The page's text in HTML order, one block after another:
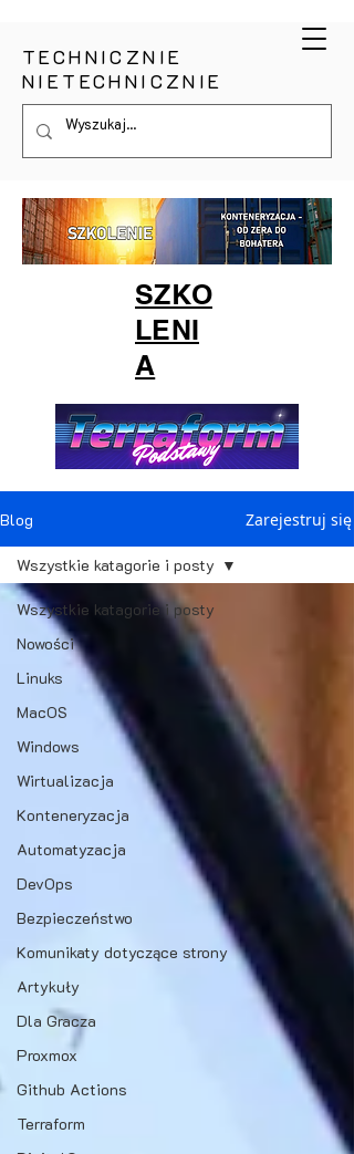
TECHNICZNIE
NIETECHNICZNIE
SZKO
LENI
A
Blog Zarejestruj się
Wszystkie katagorie i posty
Nowości
Linuks
MacOS
Windows
Wirtualizacja
Konteneryzacja
Automatyzacja
DevOps
Bezpieczeństwo
Komunikaty dotyczące strony
Artykuły
Dla Gracza
Proxmox
Github Actions
Terraform
Wszystkie katagorie i posty